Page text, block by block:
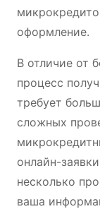
оформление.
В отличие от
процесс
требует
сложных
онлайн-
несколько
ваша